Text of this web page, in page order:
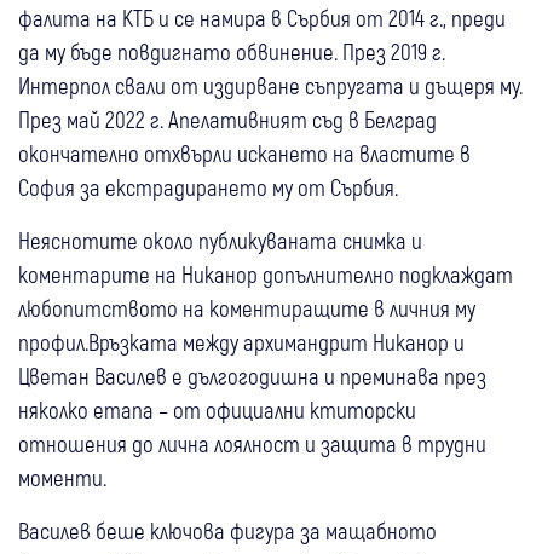
фалита на КТБ и се намира в Сърбия от 2014 г., преди
да му бъде повдигнато обвинение. През 2019 г.
Интерпол свали от издирване съпругата и дъщеря му.
През май 2022 г. Апелативният съд в Белград
окончателно отхвърли искането на властите в
София за екстрадирането му от Сърбия.
Неяснотите около публикуваната снимка и
коментарите на Никанор допълнително подклаждат
любопитството на коментиращите в личния му
профил.Връзката между архимандрит Никанор и
Цветан Василев е дългогодишна и преминава през
няколко етапа – от официални ктиторски
отношения до лична лоялност и защита в трудни
моменти.
Василев беше ключова фигура за мащабното